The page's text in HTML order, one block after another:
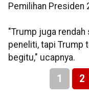
Pemilihan Presiden
"Trump juga
peneliti, tapi Trump
begitu," ucapnya.
1 2